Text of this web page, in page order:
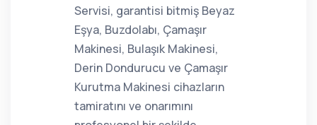
Servisi, garantisi bitmiş Beyaz
Eşya, Buzdolabı, Çamaşır
Makinesi, Bulaşık Makinesi,
Derin Dondurucu ve Çamaşır
Kurutma Makinesi cihazların
tamiratını ve onarımını